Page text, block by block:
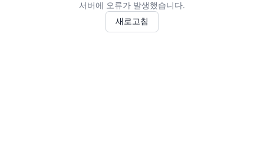
서버에 오류가 발생했습니다.
새로고침